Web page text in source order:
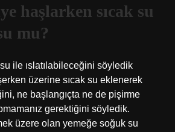
haşlarken sıcak su
mu?
ile ıslatılabileceğini söyledik
üzerine sıcak su eklenerek
ne başlangıçta ne de pişirme
gerektiğini söyledik.
üzere olan yemeğe soğuk su